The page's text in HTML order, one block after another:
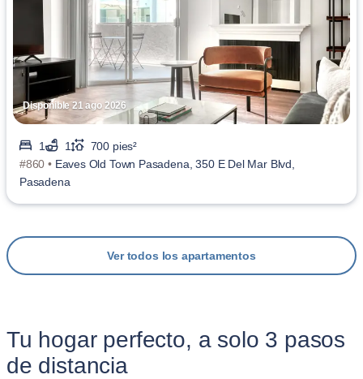
Disponible 21 ago 2026
1 1
700 pies²
#860 • Eaves Old Town Pasadena, 350 E Del Mar Blvd,
Pasadena
Ver todos los apartamentos
Tu hogar perfecto, a solo 3 pasos
de distancia